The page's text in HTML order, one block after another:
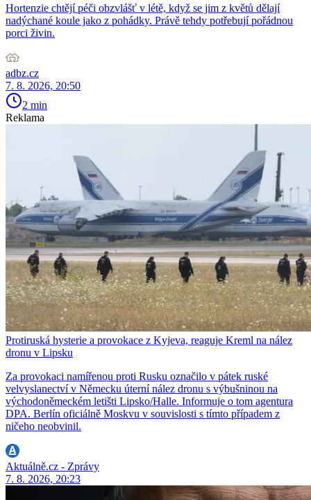
Hortenzie chtějí péči obzvlášť v létě, když se jim z květů dělají
nadýchané koule jako z pohádky. Právě tehdy potřebují pořádnou
porci živin.
adbz.cz
7. 8. 2026, 20:50
2 min
Reklama
Protiruská hysterie a provokace z Kyjeva, reaguje Kreml na nález
dronu v Lipsku
Za provokaci namířenou proti Rusku označilo v pátek ruské
velvyslanectví v Německu úterní nález dronu s výbušninou na
východoněmeckém letišti Lipsko/Halle. Informuje o tom agentura
DPA. Berlín oficiálně Moskvu v souvislosti s tímto případem z
ničeho neobvinil.
Aktuálně.cz - Zprávy
7. 8. 2026, 20:23